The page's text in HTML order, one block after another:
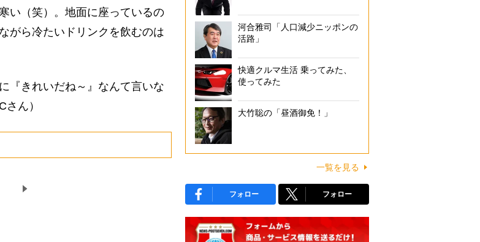
い（笑）。地面に座っているの
がら冷たいドリンクを飲むのは
『きれいだね～』なんて言いな
ん）
河合雅司「人口減少ニッポンの
活路」
快適クルマ生活 乗ってみた、
使ってみた
大竹聡の「昼酒御免！」
一覧を見る
フォロー フォロー